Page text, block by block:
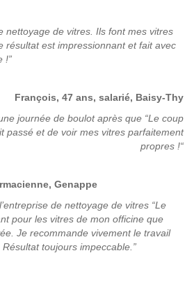
nettoyage de vitres. Ils font mes vitres
résultat est impressionnant et fait avec
!”
François, 47 ans, salarié, Baisy-Thy
journée de boulot après que “Le coup
passé et de voir mes vitres parfaitement
propres !“
Genappe
de nettoyage de vitres “Le
pour les vitres de mon officine que
Je recommande vivement le travail
toujours impeccable.”